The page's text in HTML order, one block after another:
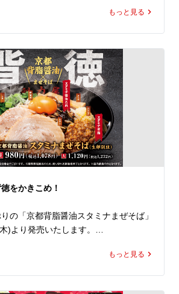
チャージしてください！
と、焼きめし(小)定食の定食分が半額の
かえし(醤油ダレ)を使用し、超強火で一
める焼きめしは、香ばしさと鍋を振る音
自慢の一品。
も抜群で、定食人気No.1を誇る大人気メ
張るも良し。
ヤンニンジャンで、自分好みにアレンジ
くあんと合わせれば、箸が止まらなく
！
召し上がりになりたい方は、+120円
に変更できます。
チでもディナーでもお得に「焼きめし
いただき、欲望のままにかきこんでくだ
もっと見る
をかきこめ！
の「京都背脂醤油スタミナまぜそば」
)より発売いたします。
醤油をベースに、旨みを凝縮した漆黒の
もっと見る